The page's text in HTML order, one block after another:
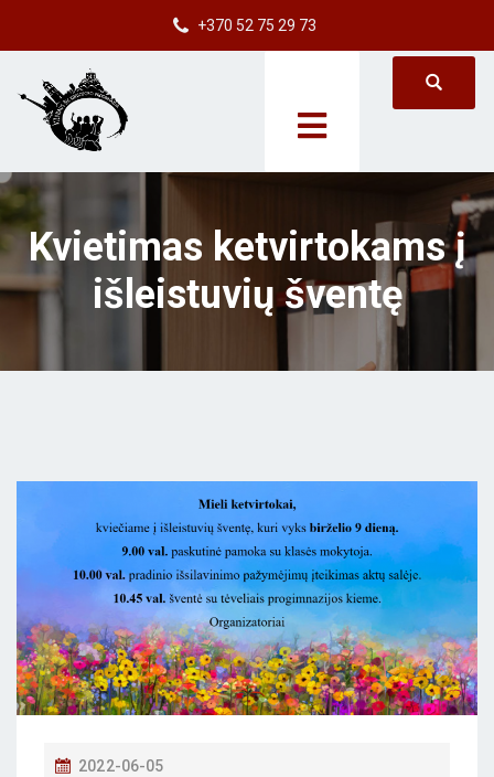
+370 52 75 29 73
Kvietimas ketvirtokams į
išleistuvių šventę
P
2022-06-05